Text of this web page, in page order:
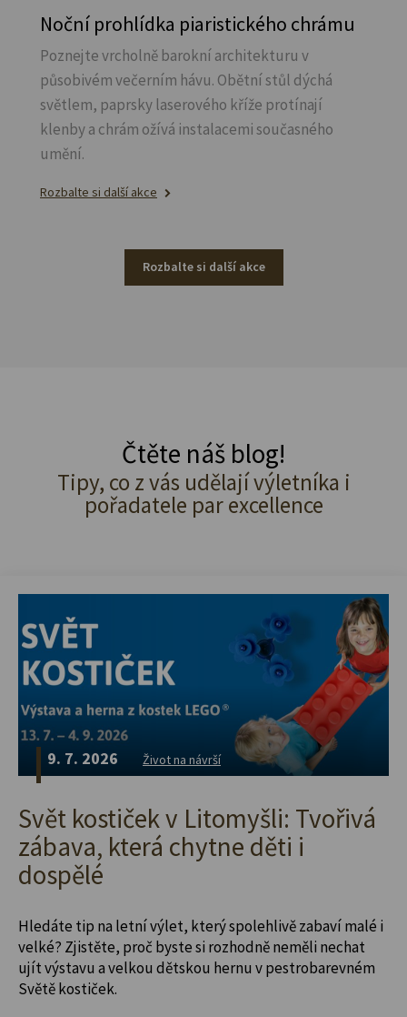
Noční prohlídka piaristického chrámu
Poznejte vrcholně barokní architekturu v
působivém večerním hávu. Obětní stůl dýchá
světlem, paprsky laserového kříže protínají
klenby a chrám ožívá instalacemi současného
umění.
Rozbalte si další akce
Rozbalte si další akce
Čtěte náš blog!
Tipy, co z vás udělají výletníka i
pořadatele par excellence
9. 7. 2026 Život na návrší
Svět kostiček v Litomyšli: Tvořivá
zábava, která chytne děti i
dospělé
Hledáte tip na letní výlet, který spolehlivě zabaví malé i
velké? Zjistěte, proč byste si rozhodně neměli nechat
ujít výstavu a velkou dětskou hernu v pestrobarevném
Světě kostiček.